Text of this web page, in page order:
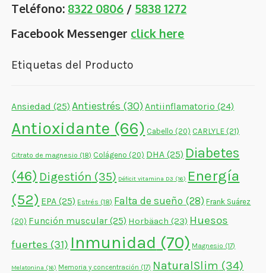
Teléfono: 8322 0806 / 5838 1272
Facebook Messenger click here
Etiquetas del Producto
Ansiedad (25) Antiestrés (30)Antiinflamatorio (24)
Antioxidante (66) Cabello (20) CARLYLE(21)
Citrato de magnesio (18) Colágeno (20) DHA (25) Diabetes
(46) Digestión (35) Déficit vitamina D3 (16) Energía
(52) EPA (25) Estrés (18) Falta de sueño (28) Frank Suárez
(20) Función muscular (25) Horbäach (23) Huesos
fuertes (31) Inmunidad (70) Magnesio (17)
Melatonina (16) Memoria y concentración (17) NaturalSlim (34)